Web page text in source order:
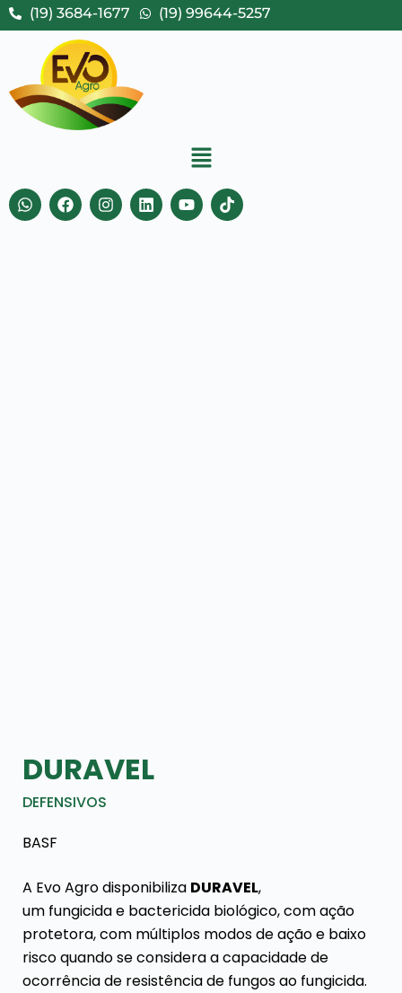
(19) 3684-1677 (19) 99644-5257
DURAVEL
DEFENSIVOS
BASF
A Evo Agro disponibiliza DURAVEL,
um fungicida e bactericida biológico, com ação
protetora, com múltiplos modos de ação e baixo
risco quando se considera a capacidade de
ocorrência de resistência de fungos ao fungicida.